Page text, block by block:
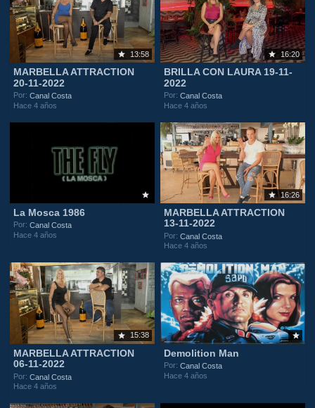
13:58
MARBELLA ATTRACTION
20-11-2022
Por:Canal Costa
Hace 4 años
16:20
BRILLA CON LAURA 19-11-
2022
Por:Canal Costa
Hace 4 años
La Mosca 1986
Por:Canal Costa
Hace 4 años
16:26
MARBELLA ATTRACTION
13-11-2022
Por:Canal Costa
Hace 4 años
15:38
MARBELLA ATTRACTION
06-11-2022
Por:Canal Costa
Hace 4 años
Demolition Man
Por:Canal Costa
Hace 4 años